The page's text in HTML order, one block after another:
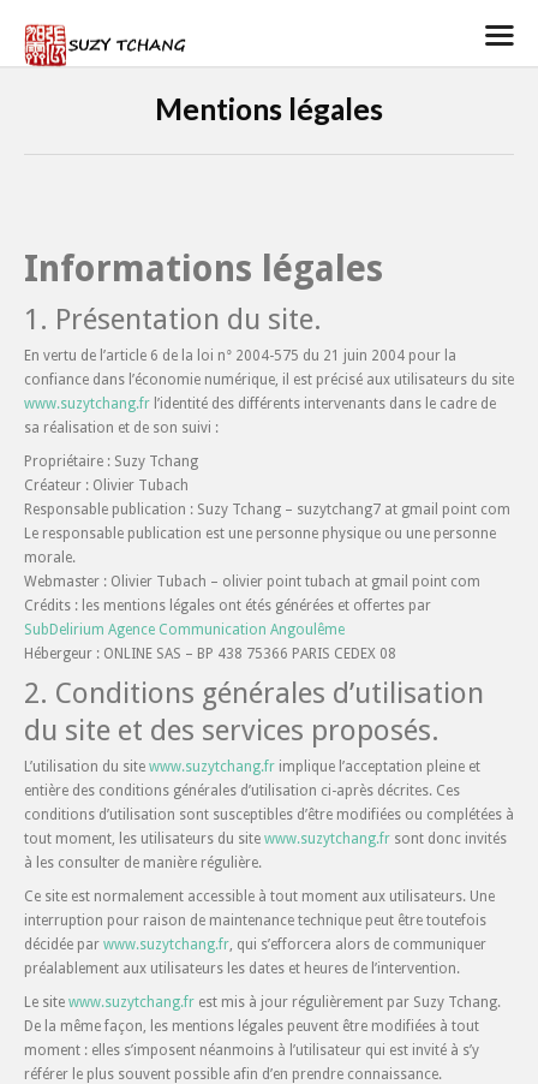
Mentions légales
Informations légales
1. Présentation du site.
En vertu de l’article 6 de la loi n° 2004-575 du 21 juin 2004 pour la
confiance dans l’économie numérique, il est précisé aux utilisateurs du site
www.suzytchang.fr l’identité des différents intervenants dans le cadre de
sa réalisation et de son suivi :
Propriétaire : Suzy Tchang
Créateur : Olivier Tubach
Responsable publication : Suzy Tchang – suzytchang7 at gmail point com
Le responsable publication est une personne physique ou une personne
morale.
Webmaster : Olivier Tubach – olivier point tubach at gmail point com
Crédits : les mentions légales ont étés générées et offertes par
SubDelirium Agence Communication Angoulême
Hébergeur : ONLINE SAS – BP 438 75366 PARIS CEDEX 08
2. Conditions générales d’utilisation
du site et des services proposés.
L’utilisation du site www.suzytchang.fr implique l’acceptation pleine et
entière des conditions générales d’utilisation ci-après décrites. Ces
conditions d’utilisation sont susceptibles d’être modifiées ou complétées à
tout moment, les utilisateurs du site www.suzytchang.fr sont donc invités
à les consulter de manière régulière.
Ce site est normalement accessible à tout moment aux utilisateurs. Une
interruption pour raison de maintenance technique peut être toutefois
décidée par www.suzytchang.fr, qui s’efforcera alors de communiquer
préalablement aux utilisateurs les dates et heures de l’intervention.
Le site www.suzytchang.fr est mis à jour régulièrement par Suzy Tchang.
De la même façon, les mentions légales peuvent être modifiées à tout
moment : elles s’imposent néanmoins à l’utilisateur qui est invité à s’y
référer le plus souvent possible afin d’en prendre connaissance.